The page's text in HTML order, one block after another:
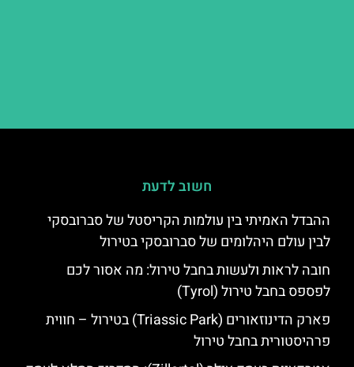
חשוב לדעת
ההבדל האמיתי בין עולמות הקריסטל של סברובסקי
לבין עולם היהלומים של סברובסקי בטירול
חובה לראות ולעשות בחבל טירול: מה אסור לכם
לפספס בחבל טירול (Tyrol)
פארק הדינוזאורים (Triassic Park) בטירול – חווית
פרהיסטורית בחבל טירול